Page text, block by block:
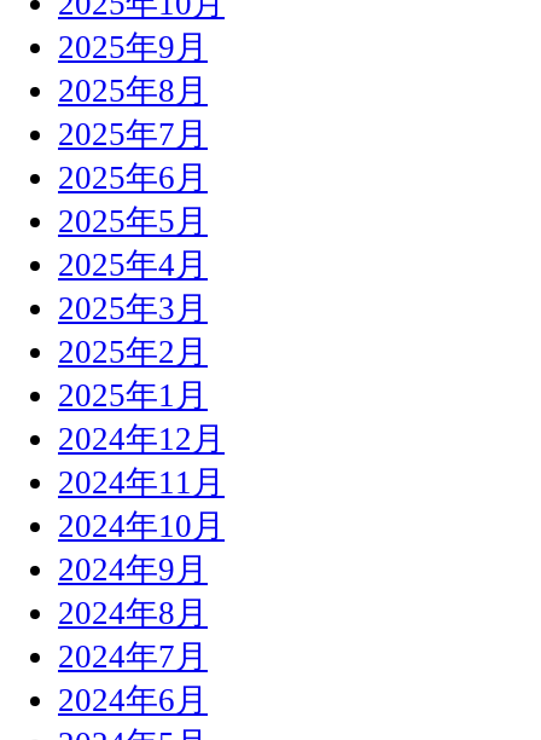
2025年9月
2025年8月
2025年7月
2025年6月
2025年5月
2025年4月
2025年3月
2025年2月
2025年1月
2024年12月
2024年11月
2024年10月
2024年9月
2024年8月
2024年7月
2024年6月